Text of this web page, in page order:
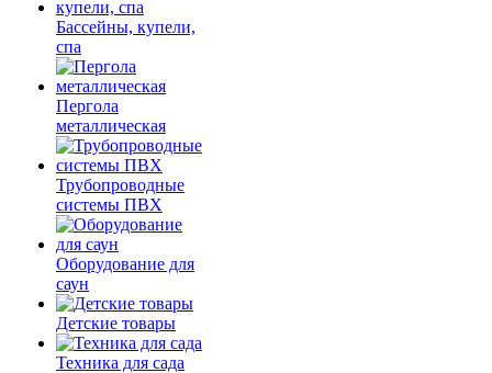
Бассейны, купели,
спа
Пергола
металлическая
Трубопроводные
системы ПВХ
Оборудование для
саун
Детские товары
Техника для сада